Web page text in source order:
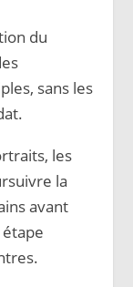
du
sans les
les
la
avant